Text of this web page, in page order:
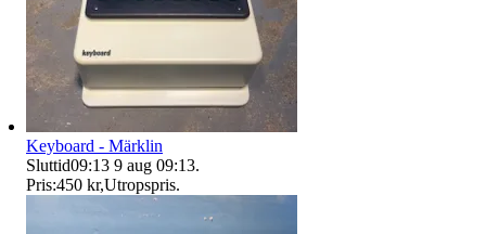
Keyboard - Märklin
Sluttid09:13 9 aug 09:13.
Pris:450 kr,Utropspris.